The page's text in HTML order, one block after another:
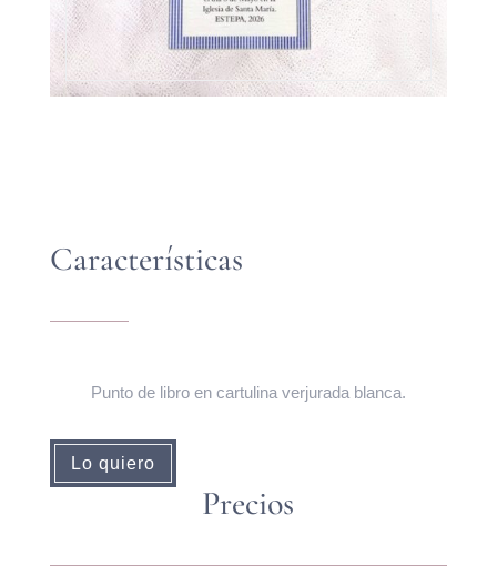
Características
Punto de libro en cartulina verjurada blanca.
Lo quiero
Precios